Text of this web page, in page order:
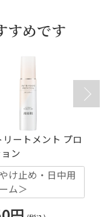
すめです
リートメント プロ
ン
け止め・日中用
ム＞